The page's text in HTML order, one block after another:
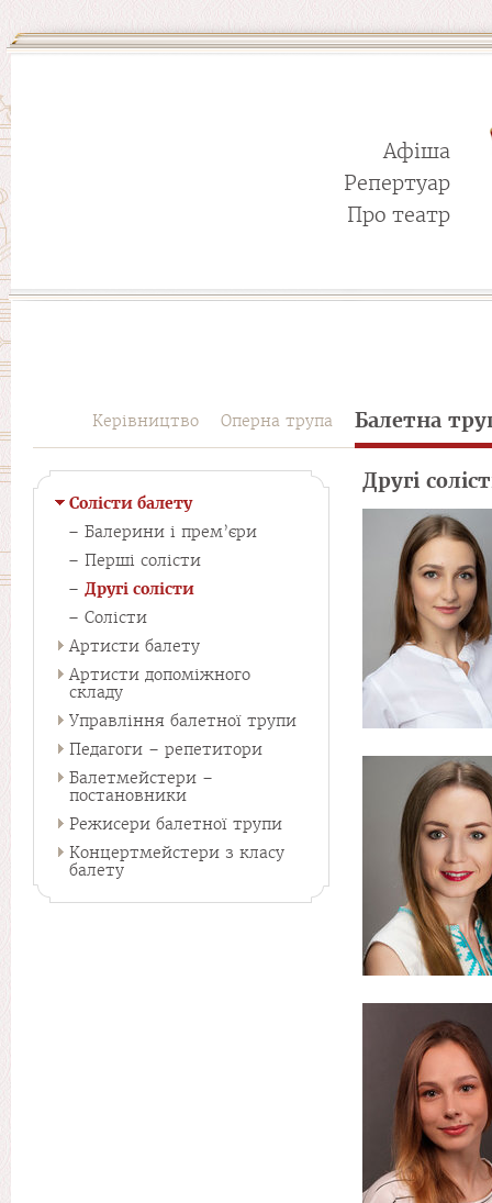
Афіша
Репертуар
Про театр
Керівництво Оперна трупа Балетна
Солісти балету
Балерини і прем’єри
Перші солісти
Другі солісти
Солісти
Артисти балету
Артисти допоміжного
складу
Управління балетної трупи
Педагоги – репетитори
Балетмейстери –
постановники
Режисери балетної трупи
Концертмейстери з класу
балету
Другі